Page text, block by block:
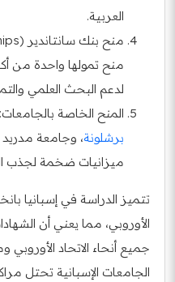
العربية.
منح تمولها واحدة من
لدعم البحث العلمي
المنح الخاصة
برشلونة، وجامعة
ميزانيات ضخمة لجذب
تتميز الدراسة في إسبانيا
الأوروبي، مما يعني أن
جميع أنحاء الاتحاد
الجامعات الإسبانية تحتل